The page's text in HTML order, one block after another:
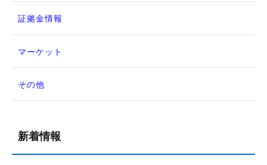
証拠金情報
マーケット
その他
新着情報